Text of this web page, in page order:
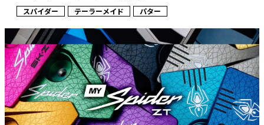
スパイダー テーラーメイド パター